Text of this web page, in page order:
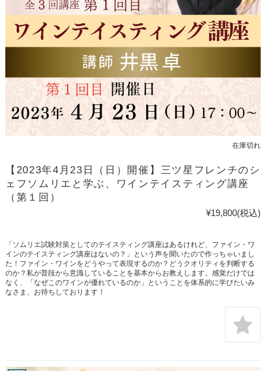
在庫切れ
【2023年4月23日（日）開催】三ツ星フレンチのシ
ェフソムリエと学ぶ、ワインテイスティング講座
（第１回）
¥19,800(税込)
「ソムリエ試験対策としてのテイスティング講座はあるけれど、ファイン・ワ
インのテイスティング講座はないの？」という声を聞いたので作っちゃいまし
た！ファイン・ワインをどうやって表現するのか？どうクオリティを判断する
のか？私が普段から意識していることを基本からお教えします。感覚だけでは
なく、「なぜこのワインが優れているのか」ということを体系的に学びたいみ
なさま、お待ちしております！